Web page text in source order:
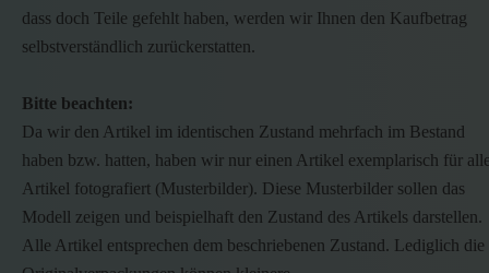
dass doch Teile gefehlt haben, werden wir Ihnen den Kaufbetrag
selbstverständlich zurückerstatten.
Bitte beachten:
Da wir den Artikel im identischen Zustand mehrfach im Bestand
haben bzw. hatten, haben wir nur einen Artikel exemplarisch für
Artikel fotografiert (Musterbilder). Diese Musterbilder sollen das
Modell zeigen und beispielhaft den Zustand des Artikels darstellen.
Alle Artikel entsprechen dem beschriebenen Zustand. Lediglich die